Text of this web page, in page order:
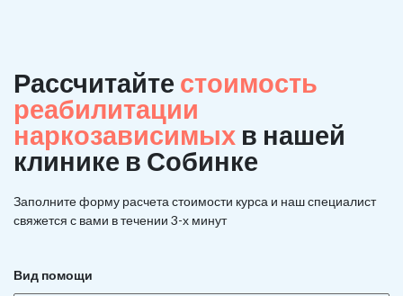
Рассчитайте стоимость
реабилитации
наркозависимых в нашей
клинике в Собинке
Заполните форму расчета стоимости курса и наш специалист
свяжется с вами в течении 3-х минут
Вид помощи